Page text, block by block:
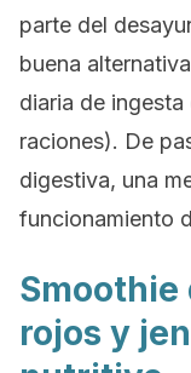
parte del
buena
diaria de
raciones). De
digestiva, una
funcionamiento
Smoothie
rojos y